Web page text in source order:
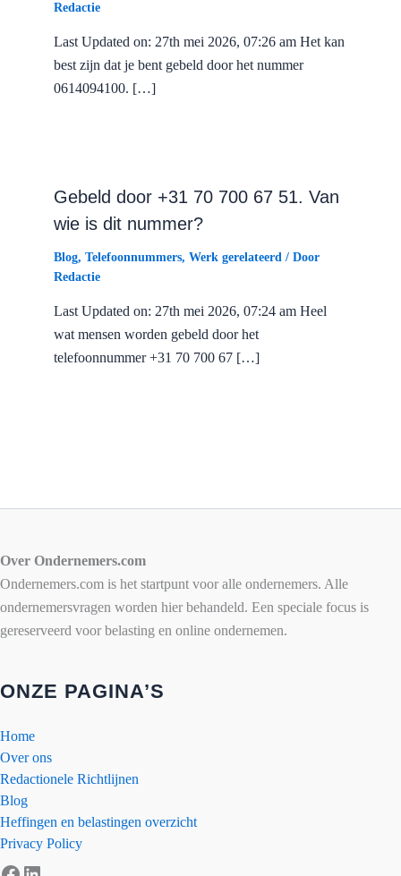
Redactie
Last Updated on: 27th mei 2026, 07:26 am Het kan
best zijn dat je bent gebeld door het nummer
0614094100. […]
Gebeld door +31 70 700 67 51. Van
wie is dit nummer?
Blog, Telefoonnummers, Werk gerelateerd / Door
Redactie
Last Updated on: 27th mei 2026, 07:24 am Heel
wat mensen worden gebeld door het
telefoonnummer +31 70 700 67 […]
Over Ondernemers.com
Ondernemers.com is het startpunt voor alle ondernemers. Alle
ondernemersvragen worden hier behandeld. Een speciale focus is
gereserveerd voor belasting en online ondernemen.
ONZE PAGINA’S
Home
Over ons
Redactionele Richtlijnen
Blog
Heffingen en belastingen overzicht
Privacy Policy